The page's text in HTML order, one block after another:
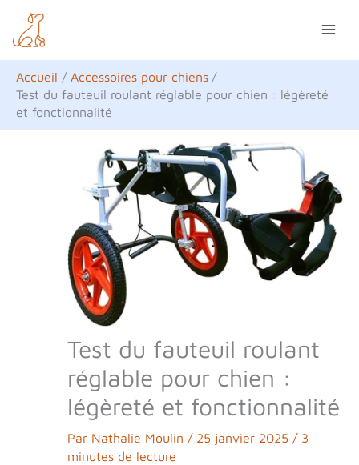
contenu
Accueil
Accessoires pour chiens
Test du fauteuil roulant réglable pour chien : légèreté
et fonctionnalité
Test du fauteuil roulant
réglable pour chien :
légèreté et fonctionnalité
Par Nathalie Moulin / 25 janvier 2025 / 3
minutes de lecture
e
c
h
e